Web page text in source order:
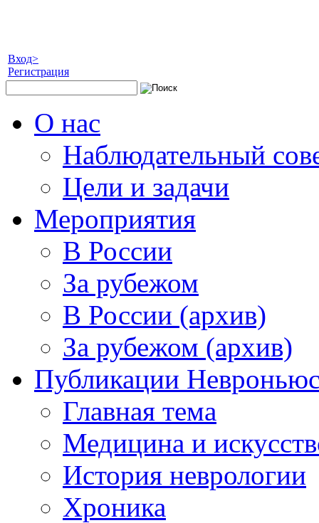
Вход>
Регистрация
О нас
Наблюдательный
Цели и задачи
Мероприятия
В России
За рубежом
В России (архив)
За рубежом (архив)
Публикации
Главная тема
Медицина и
История неврологии
Хроника